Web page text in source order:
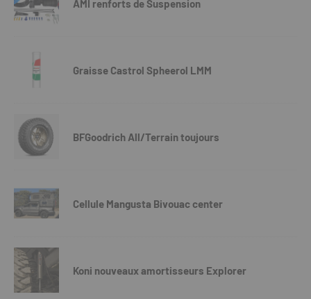
AMI renforts de Suspension
Graisse Castrol Spheerol LMM
BFGoodrich All/Terrain toujours
Cellule Mangusta Bivouac center
Koni nouveaux amortisseurs Explorer